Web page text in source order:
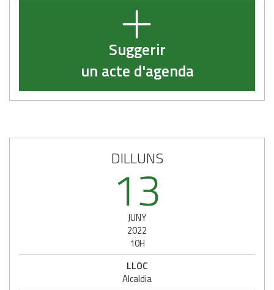
Suggerir
un acte d'agenda
DILLUNS
13
JUNY
2022
10H
LLOC
Alcaldia